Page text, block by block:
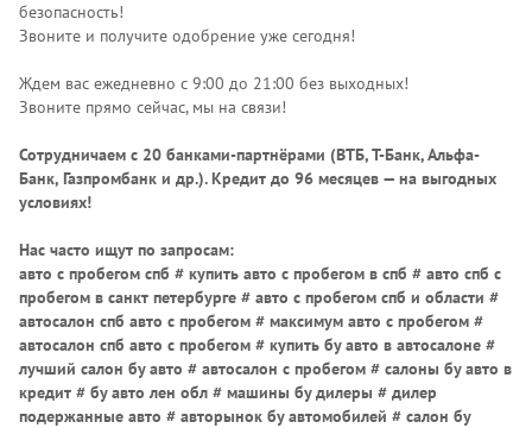
безопасность!
Звоните и получите одобрение уже сегодня!
Ждем вас ежедневно с 9:00 до 21:00 без выходных!
Звоните прямо сейчас, мы на связи!
Сотрудничаем с 20 банками-партнёрами (ВТБ, Т-Банк, Альфа-
Банк, Газпромбанк и др.). Кредит до 96 месяцев — на выгодных
условиях!
Нас часто ищут по запросам:
авто с пробегом спб # купить авто с пробегом в спб # авто спб с
пробегом в санкт петербурге # авто с пробегом спб и области #
автосалон спб авто с пробегом # максимум авто с пробегом #
автосалон спб авто с пробегом # купить бу авто в автосалоне #
лучший салон бу авто # автосалон с пробегом # салоны бу авто в
кредит # бу авто лен обл # машины бу дилеры # дилер
подержанные авто # авторынок бу автомобилей # салон бу